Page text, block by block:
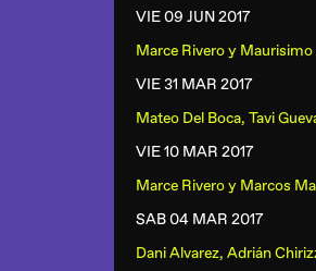
VIE 09 JUN2017
Marce Rivero y Maurisimo
VIE 31 MAR 2017
Mateo Del Boca, Tavi
VIE 10 MAR 2017
Marce Rivero y Marcos
SAB 04 MAR 2017
Dani Alvarez, Adrián